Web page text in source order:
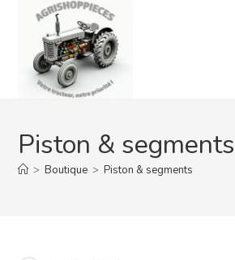
content
Piston & segments
> Boutique > Piston & segments